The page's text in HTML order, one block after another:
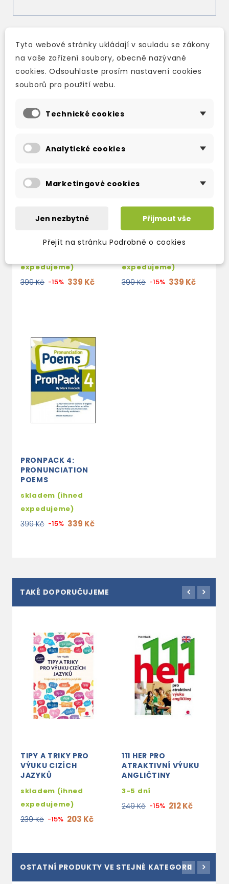
TAKÉ DOPORUČUJEME
PRONPACK 2:
PUZZLES
expedujeme)
399 Kč -15% 339 Kč
PRONPACK 3:
PRONUNCIATION
PAIRWORKS
expedujeme)
399 Kč -15% 339 Kč
PRONPACK 4:
PRONUNCIATION
POEMS
skladem (ihned
expedujeme)
399 Kč -15% 339 Kč
TAKÉ DOPORUČUJEME
TIPY A TRIKY PRO
VÝUKU CIZÍCH
JAZYKŮ
skladem (ihned
expedujeme)
239 Kč -15% 203 Kč
111 HER PRO
ATRAKTIVNÍ VÝUKU
ANGLIČTINY
3-5 dní
249 Kč -15% 212 Kč
OSTATNÍ PRODUKTY VE STEJNÉ KATEGORII
Tyto webové stránky ukládají v souladu se zákony
na vaše zařízení soubory, obecně nazývané
cookies. Odsouhlaste prosím nastavení cookies
souborů pro použití webu.
Technické cookies
Analytické cookies
Marketingové cookies
Jen nezbytné Přijmout vše
Přejít na stránku Podrobně o cookies